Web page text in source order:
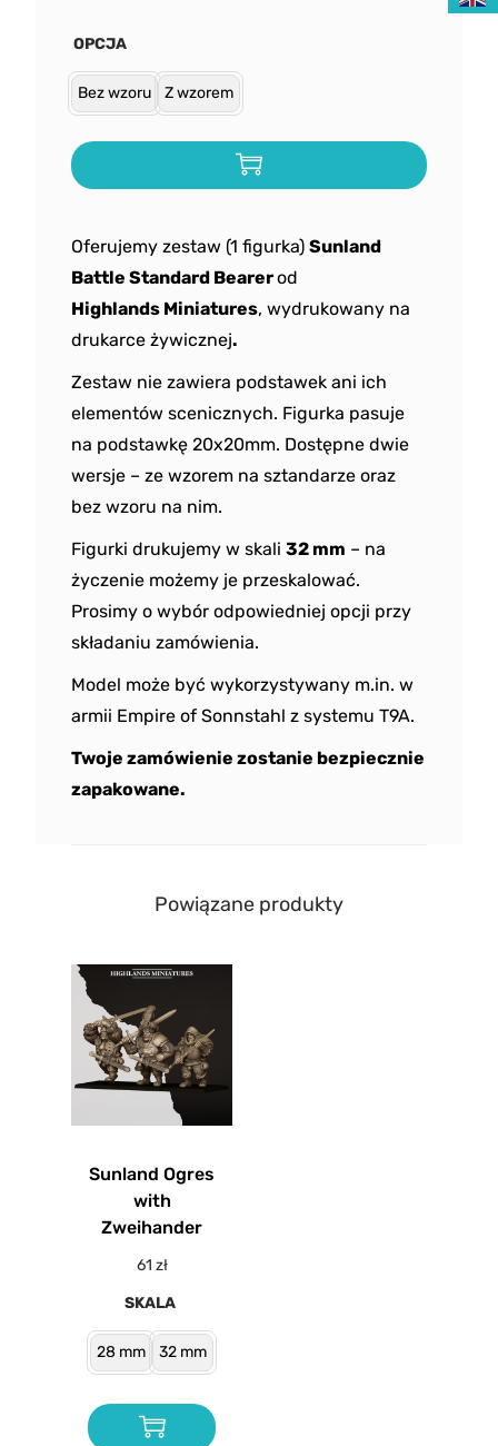
Oferujemy zestaw (1 figurka) Sunland
Battle Standard Bearerod
Highlands Miniatures, wydrukowany na
drukarce żywicznej.
Zestaw nie zawiera podstawek ani ich
elementów scenicznych. Figurka pasuje
na podstawkę 20x20mm. Dostępne dwie
wersje – ze wzorem na sztandarze oraz
bez wzoru na nim.
Figurki drukujemy w skali 32 mm – na
życzenie możemy je przeskalować.
Prosimy o wybór odpowiedniej opcji przy
składaniu zamówienia.
Model może być wykorzystywany m.in. w
armii Empire of Sonnstahl z systemu T9A.
Twoje zamówienie zostanie bezpiecznie
zapakowane.
OPCJA
Bez wzoru Z wzorem
Powiązane produkty
Sunland Ogres
with
Zweihander
61 zł
SKALA
28 mm 32 mm